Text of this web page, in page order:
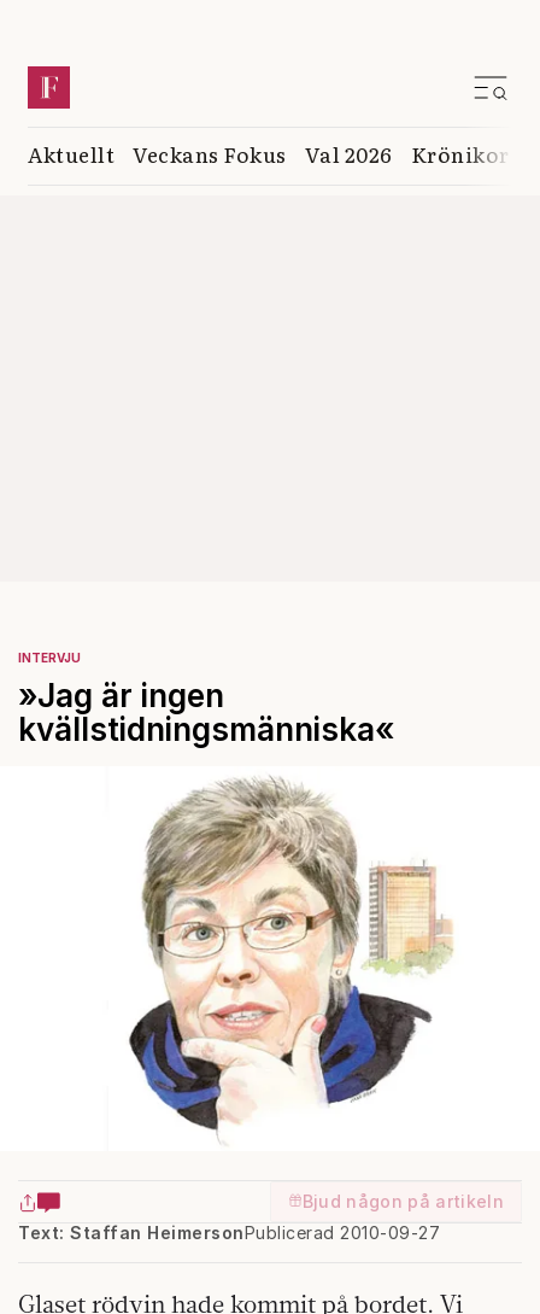
Aktuellt Veckans Fokus Val 2026 Krönikor
INTERVJU
»Jag är ingen
kvällstidningsmänniska«
Bjud någon på artikeln
Text: Staffan HeimersonPublicerad 2010-09-27
Glaset rödvin hade kommit på bordet. Vi